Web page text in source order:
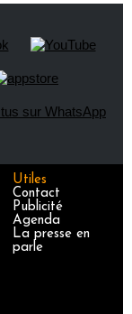
Utiles
Contact
Publicité
Agenda
La presse en
parle